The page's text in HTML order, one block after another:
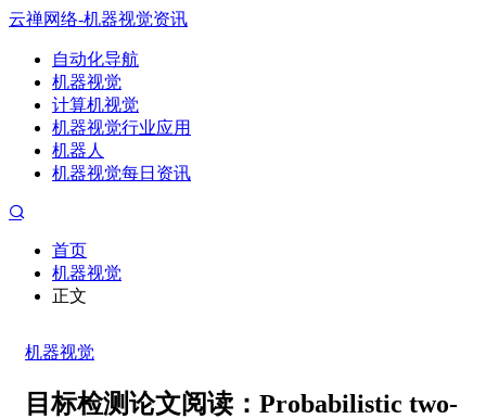
云禅网络-机器视觉资讯
自动化导航
机器视觉
计算机视觉
机器视觉行业应用
机器人
机器视觉每日资讯
首页
机器视觉
正文
机器视觉
目标检测论文阅读：Probabilistic two-